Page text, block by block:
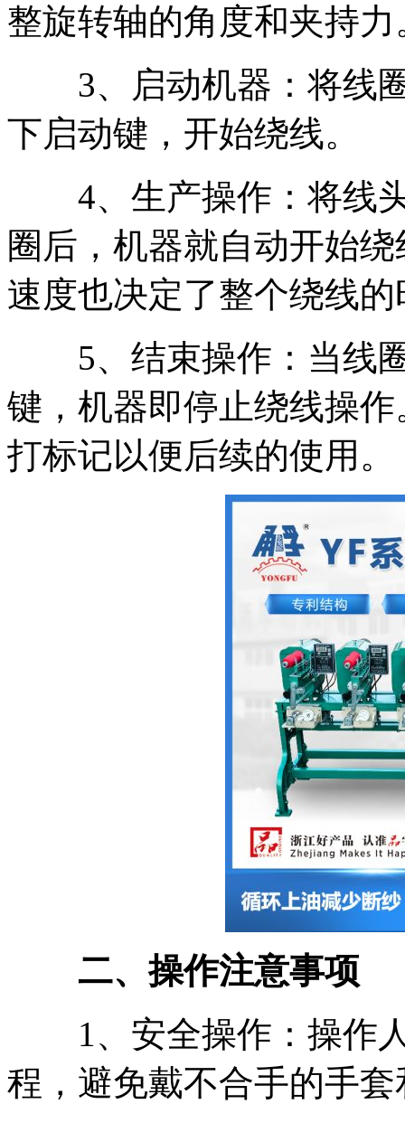
整旋转轴的角度和夹持力
3、启动机器：将线圈
下启动键，开始绕线。
4、生产操作：将线头
圈后，机器就自动开始
速度也决定了整个绕线
5、结束操作：当线圈
键，机器即停止绕线操
打标记以便后续的使用。
二、操作注意事项
1、安全操作：操作人
程，避免戴不合手的手